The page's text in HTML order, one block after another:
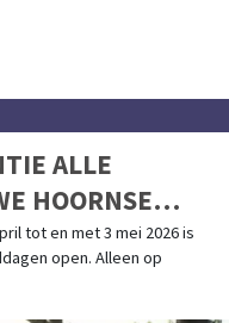
ALLE
HOORNSE
tot en met 3 mei 2026 is
open. Alleen op